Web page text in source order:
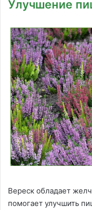
Улучшение
Вереск обладает
помогает улучшить